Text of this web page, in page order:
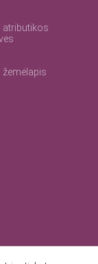
atributikos
žemėlapis